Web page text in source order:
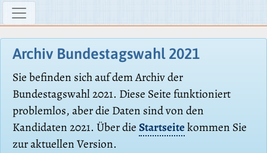
Archiv Bundestagswahl 2021
Sie befinden sich auf dem Archiv der
Bundestagswahl 2021. Diese Seite funktioniert
problemlos, aber die Daten sind von den
Kandidaten 2021. Über dieStartseitekommen Sie
zur aktuellen Version.